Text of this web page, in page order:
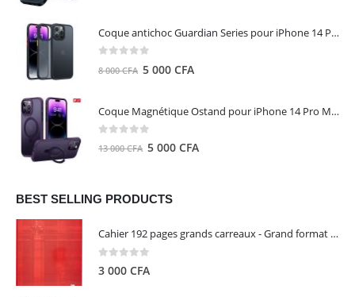
500 CFA.
Coque antichoc Guardian Series pour iPhone 14 Pro Max - TORRAS
8 000CFA Le
était :
000 CFA.
5 000 CFA
000 CFA.
Coque Magnétique Ostand pour iPhone 14 Pro Max - Violet Foncé - TORRAS
13 000CFA Le
était :
000 CFA.
5 000 CFA
000 CFA.
BEST SELLING PRODUCTS
Cahier 192 pages grands carreaux - Grand format - Brochure dos toilé - 24x32 cm - Papier blanc 90 g - Couverture carte pelliculée couleur aléatoire - Clairefontaine
3 000 CFA